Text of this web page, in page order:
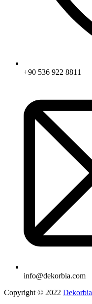
+90 536 922 8811
info@dekorbia.com
Copyright © 2022 Dekorbia